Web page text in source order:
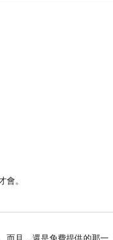
會。
而且，還是免費提供的那一